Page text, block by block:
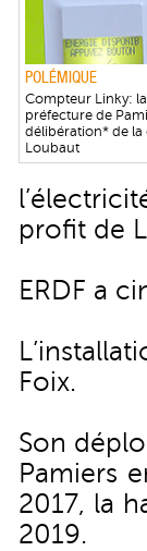
POLÉMIQUE
Compteur Linky:
préfecture de
délibération* de
Loubaut
profit de
ERDF a
Foix.
Son
Pamiers
2017, la
2019.